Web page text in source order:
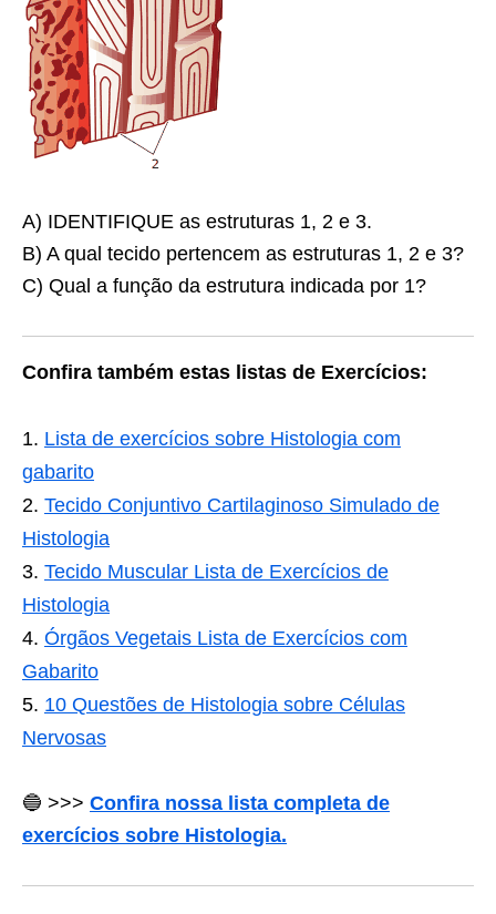
A) IDENTIFIQUE as estruturas 1, 2 e 3.
B) A qual tecido pertencem as estruturas 1, 2 e 3?
C) Qual a função da estrutura indicada por 1?
Confira também estas listas de Exercícios:
Lista de exercícios sobre Histologia com
gabarito
Tecido Conjuntivo Cartilaginoso Simulado de
Histologia
Tecido Muscular Lista de Exercícios de
Histologia
Órgãos Vegetais Lista de Exercícios com
Gabarito
10 Questões de Histologia sobre Células
Nervosas
🔵 >>> Confira nossa lista completa de
exercícios sobre Histologia.